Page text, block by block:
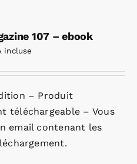
107 – ebook
incluse
– Produit
téléchargeable – Vous
email contenant les